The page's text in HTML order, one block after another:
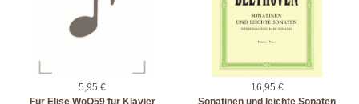
5,95 €
Für Elise WoO59 für Klavier
16,95 €
Sonatinen und leichte Sonaten